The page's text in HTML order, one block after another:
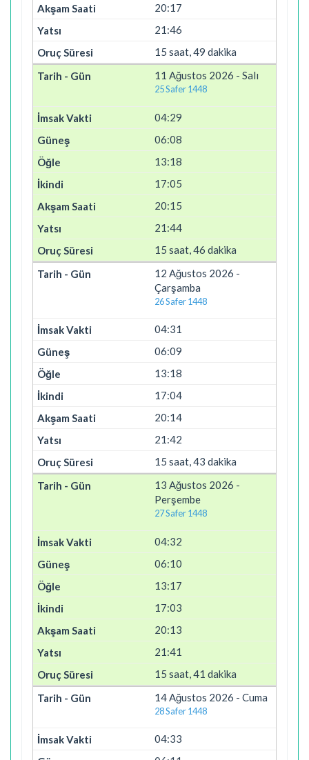
20:17
21:46
15 saat, 49 dakika
11 Ağustos 2026 - Salı
25 Safer 1448
04:29
06:08
13:18
17:05
20:15
21:44
15 saat, 46 dakika
12 Ağustos 2026 -
Çarşamba
26 Safer 1448
04:31
06:09
13:18
17:04
20:14
21:42
15 saat, 43 dakika
13 Ağustos 2026 -
Perşembe
27 Safer 1448
04:32
06:10
13:17
17:03
20:13
21:41
15 saat, 41 dakika
14 Ağustos 2026 - Cuma
28 Safer 1448
04:33